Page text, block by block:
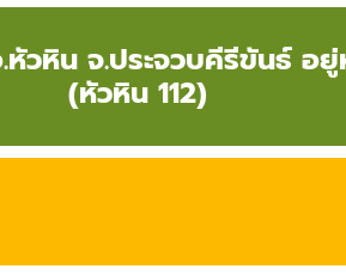
วหิน จ.ประจวบคีรีขันธ์ อ
(หัวหิน 112)